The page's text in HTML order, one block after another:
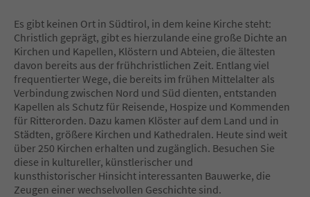
10
11
12
13
14
15
16
17
18
19
20
Es gibt keinen Ort in Südtirol, in dem keine Kirche steht:
Christlich geprägt, gibt es hierzulande eine große Dichte an
Kirchen und Kapellen, Klöstern und Abteien, die ältesten
davon bereits aus der frühchristlichen Zeit. Entlang viel
frequentierter Wege, die bereits im frühen Mittelalter als
Verbindung zwischen Nord und Süd dienten, entstanden
Kapellen als Schutz für Reisende, Hospize und Kommenden
für Ritterorden. Dazu kamen Klöster auf dem Land und in
Städten, größere Kirchen und Kathedralen. Heute sind weit
über 250 Kirchen erhalten und zugänglich. Besuchen Sie
diese in kultureller, künstlerischer und
kunsthistorischer Hinsicht interessanten Bauwerke, die
Zeugen einer wechselvollen Geschichte sind.